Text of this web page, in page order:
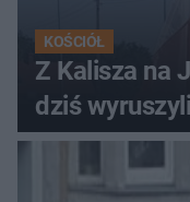
KOŚCIÓŁ
Z Kalisza na
dziś